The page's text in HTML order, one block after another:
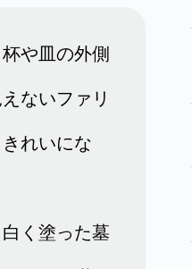
や皿の外側
ないファリ
れいにな
く塗った墓